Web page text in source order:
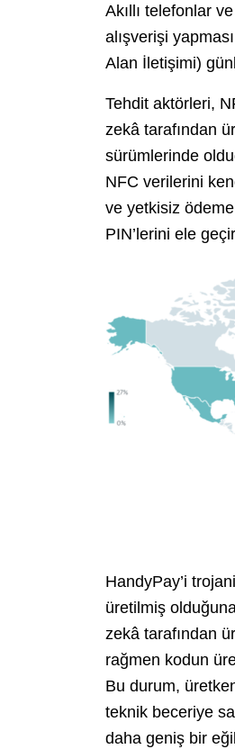
Akıllı telefonlar
alışverişi
Alan İletişimi)
Tehdit aktörleri,
zekâ tarafından
sürümlerinde
NFC verilerini
ve yetkisiz
PIN’lerini ele
HandyPay’i
üretilmiş
zekâ tarafından
rağmen kodun
Bu durum,
teknik beceriye
daha geniş bir